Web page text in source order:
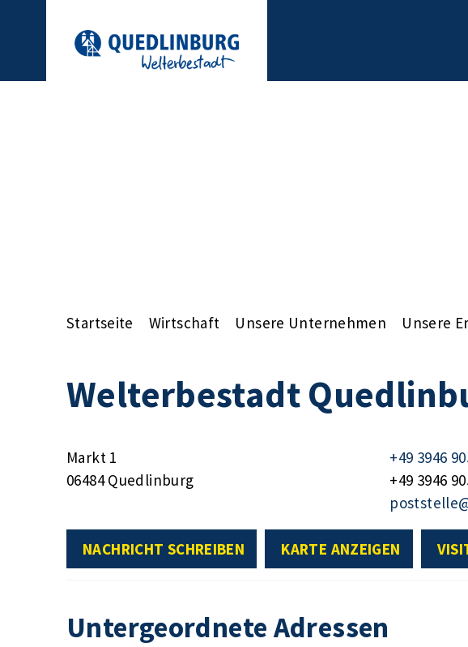
Startseite Wirtschaft Unsere Unternehmen Unsere
Welterbestadt
Markt 1
06484 Quedlinburg
+49 3946
+49 3946
NACHRICHT SCHREIBEN KARTE ANZEIGEN
Untergeordnete Adressen